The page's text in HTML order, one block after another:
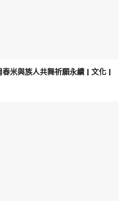
米與族人共舞祈願永續 | 文化 |